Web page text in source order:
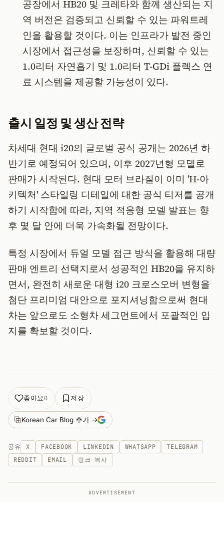
공장에서 HB20 및 크레타와 함께 생산되는 지
역 버전은 검증되고 신뢰할 수 있는 파워트레
인을 활용할 것이다. 이는 인프라가 발전 중인
시장에서 접근성을 보장하며, 신뢰할 수 있는
1.0리터 자연흡기 및 1.0리터 T-GDi 플렉스 연
료 시스템을 제공할 가능성이 있다.
출시 일정 및 생산 전략
차세대 현대 i20의 글로벌 공식 공개는 2026년 하
반기로 예정되어 있으며, 이후 2027년형 모델로
판매가 시작된다. 현대 모터 브라질이 이미 'H-아
키텍처' 스타일링 디테일에 대한 공식 티저를 공개
하기 시작함에 따라, 지역 적응형 모델 발표는 향
후 몇 달 안에 더욱 가속화될 전망이다.
특정 시장에서 듀얼 모델 접근 방식을 활용해 대량
판매 엔트리 선택지로서 성공적인 HB20을 유지하
면서, 완전히 새로운 대형 i20 크로스오버 변형을
첨단 프리미엄 대안으로 포지셔닝함으로써 현대
차는 앞으로도 소형차 세그먼트에서 포괄적인 입
지를 확보할 것이다.
좋아요0 저장
Korean Car Blog 추가 →
공유 X FACEBOOK LINKEDIN WHATSAPP
TELEGRAM
REDDIT
EMAIL 링크 복사
ADVERTISEMENT